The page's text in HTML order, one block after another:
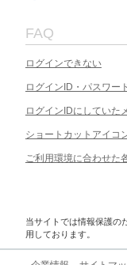
FAQ
ログインできない
ログインID・パスワー
ログインIDにしていた
ショートカットアイコ
ご利用環境に合わせた
当サイトでは情報保護の
用しております。